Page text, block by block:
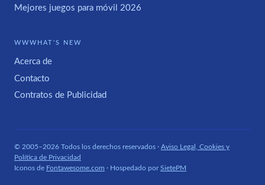
Mejores juegos para móvil 2026
WWWHAT'S NEW
Acerca de
Contacto
Contratos de Publicidad
© 2005–2026 Todos los derechos reservados · Aviso Legal, Cookies y
Política de Privacidad
Iconos de Fontawesome.com · Hospedado porSietePM